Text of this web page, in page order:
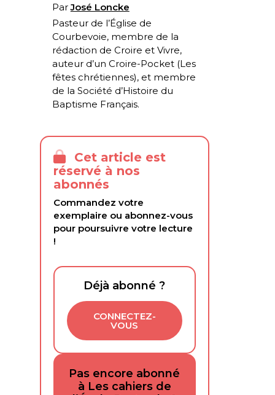
ParJosé Loncke
Pasteur de l’Église de
Courbevoie, membre de la
rédaction de Croire et Vivre,
auteur d’un Croire-Pocket (Les
fêtes chrétiennes), et membre
de la Société d’Histoire du
Baptisme Français.
Cet article est
réservé à nos
abonnés
Commandez votre
exemplaire ou abonnez-vous
pour poursuivre votre lecture
!
Déjà abonné ?
CONNECTEZ-
VOUS
Pas encore abonné
à Les cahiers de